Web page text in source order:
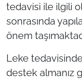
tedavisi ile ilgili
sonrasında
önem
Leke
destek almanız